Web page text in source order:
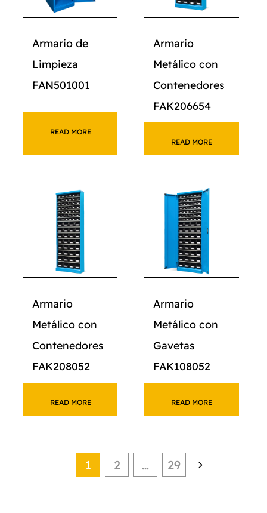
Armario de
Limpieza
FAN501001
READ MORE
Armario
Metálico con
Contenedores
FAK206654
READ MORE
Armario
Metálico con
Contenedores
FAK208052
READ MORE
Armario
Metálico con
Gavetas
FAK108052
READ MORE
1 2 … 29